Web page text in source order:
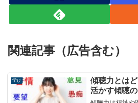
関連記事（広告含む）
学び
傾聴力とは
活かす傾聴